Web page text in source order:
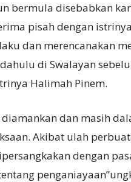
bermula disebabkan
pisah dengan
dan merencanakan
di Swalayan
Halimah Pinem.
diamankan dan masih
Akibat ulah
dengan